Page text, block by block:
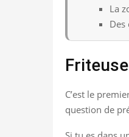
La
C’est le
question de